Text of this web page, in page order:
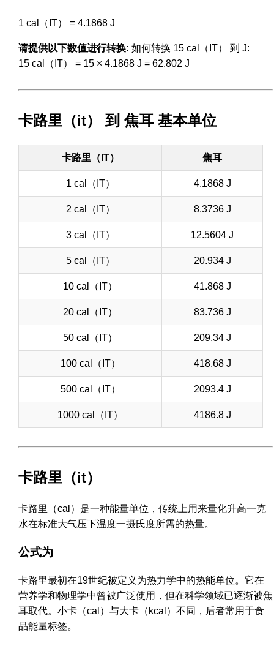
1 cal（IT） = 4.1868 J
请提供以下数值进行转换: 如何转换 15 cal（IT） 到 J:
15 cal（IT） = 15 × 4.1868 J = 62.802 J
卡路里（it） 到 焦耳 基本单位
卡路里（IT） 焦耳
1 cal（IT） 4.1868 J
2 cal（IT） 8.3736 J
3 cal（IT） 12.5604 J
5 cal（IT） 20.934 J
10 cal（IT） 41.868 J
20 cal（IT） 83.736 J
50 cal（IT） 209.34 J
100 cal（IT） 418.68 J
500 cal（IT） 2093.4 J
1000 cal（IT） 4186.8 J
卡路里（it）
卡路里（cal）是一种能量单位，传统上用来量化升高一克
水在标准大气压下温度一摄氏度所需的热量。
公式为
卡路里最初在19世纪被定义为热力学中的热能单位。它在
营养学和物理学中曾被广泛使用，但在科学领域已逐渐被焦
耳取代。小卡（cal）与大卡（kcal）不同，后者常用于食
品能量标签。